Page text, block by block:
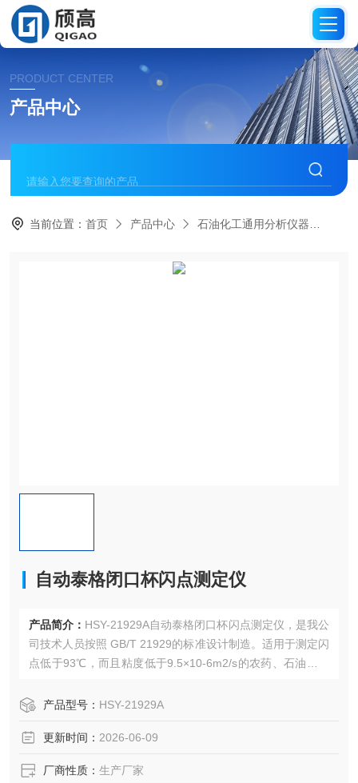
PRODUCT CENTER
产品中心
当前位置：首页 产品中心 石油化工通用分析仪器
自动泰格闭口杯闪点测定仪
产品简介： HSY-21929A自动泰格闭口杯闪点测定仪，是我公
司技术人员按照 GB/T 21929的标准设计制造。适用于测定闪
点低于93℃，而且粘度低于9.5×10-6m2/s的农药、石油和其
有外型美观大方、操作容易、使用方便、测试准确等特点。
产品型号： HSY-21929A
更新时间： 2026-06-09
厂商性质： 生产厂家